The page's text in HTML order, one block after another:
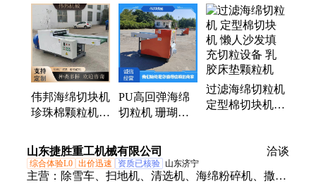
纤维切、切短机、切棉机、碎布机、线机剁、易维
修、纱机斩、机切碎、切断机、wb切料机、塑料商
标、旋转扭刀、医用口罩、布剪切机、纺织纤维、机
好机器、机内饰布、机绝缘布、废旧商标、机人造
切、机吨包袋
伟邦海绵切块机
珍珠棉颗粒机
机 尺寸可调 连
续作业
PU高回弹海绵
切粒机 珊瑚过
乳胶床垫切丁机
伟邦
过滤海绵切粒机
定型棉切块机
山东捷胜重工机械有限公司 洽谈
综合体验L0 出价迅速 资质已核验 山东济宁
主营： 除雪车、扫地机、清选机、海绵粉碎机、撒粪